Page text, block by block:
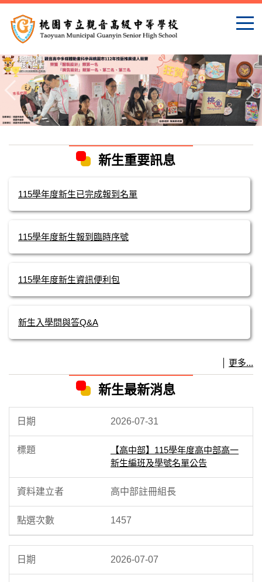
到
主
內
容
區
新生重要訊息
115學年度新生已完成報到名單
115學年度新生報到臨時序號
115學年度新生資訊便利包
新生入學問與答Q&A
更多...
新生最新消息
2026-07-31
【高中部】115學年度高中部高一
新生編班及學號名單公告
高中部註冊組長
1457
2026-07-07